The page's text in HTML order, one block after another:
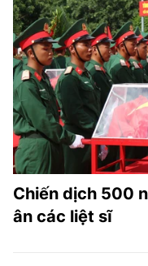
Chiến dịch 500
ân các liệt sĩ